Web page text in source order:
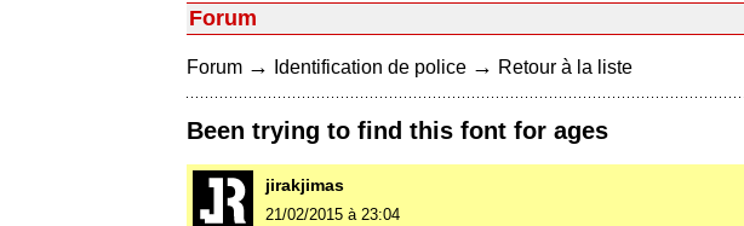
Forum
Forum → Identification de police → Retour à la liste
Been trying to find this font for ages
jirakjimas
21/02/2015 à 23:04